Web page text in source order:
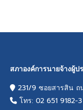
สภาองค์การนายจ้างผู้
231/9 ซอยสารสิน ถ
โทร: 02 651 9182-3